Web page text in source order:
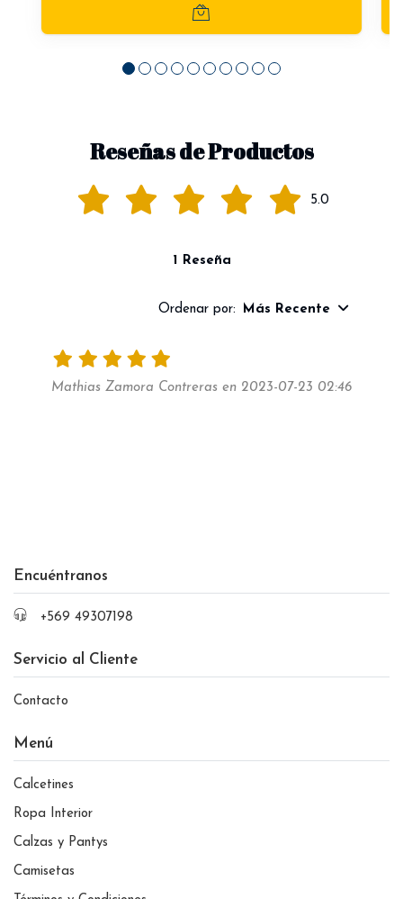
Reseñas de Productos
5.0
1 Reseña
Ordenar por: Más Recente
Mathias Zamora Contreras en 2023-07-23 02:46
Encuéntranos
+569 49307198
Servicio al Cliente
Contacto
Menú
Calcetines
Ropa Interior
Calzas y Pantys
Camisetas